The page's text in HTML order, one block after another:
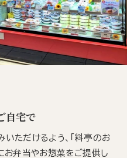
自宅で
ただけるよう、「料亭のお
お弁当やお惣菜をご提供し